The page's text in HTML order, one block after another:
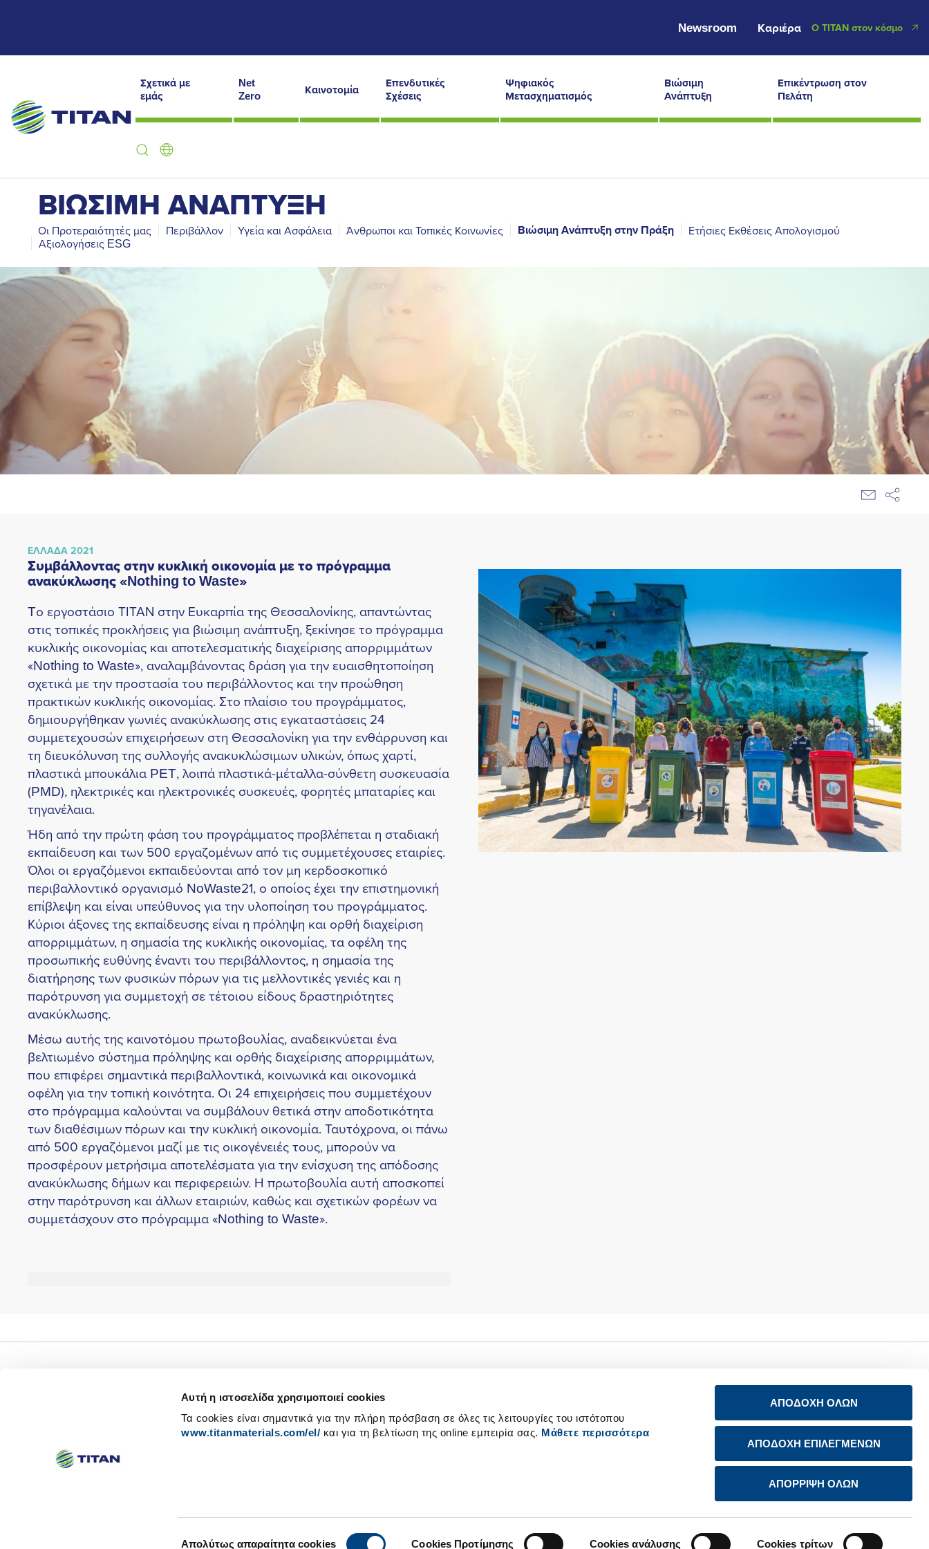
Αυτή η ιστοσελίδα χρησιμοποιεί cookies
Τα cookies είναι σημαντικά για την πλήρη πρόσβαση σε όλες τις λειτουργίες του ιστότοπου
www.titanmaterials.com/el/ και για τη βελτίωση της online εμπειρία σας. Μάθετε περισσότερα
Απολύτως απαραίτητα cookies Cookies Προτίμησης Cookies ανάλυσης Cookies τρίτων
ΑΠΟΔΟΧΗ ΟΛΩΝ
ΑΠΟΔΟΧΗ ΕΠΙΛΕΓΜΕΝΩΝ
ΑΠΟΡΡΙΨΗ ΟΛΩΝ
Newsroom Καριέρα Ο ΤΙΤΑΝ στον κόσμο
Σχετικά με
εμάς
Net
Zero
Καινοτομία
Επενδυτικές
Σχέσεις
Ψηφιακός
Μετασχηματισμός
Βιώσιμη
Ανάπτυξη
Επικέντρωση στον
Πελάτη
ΒΙΩΣΙΜΗ ΑΝΑΠΤΥΞΗ
Οι Προτεραιότητές μας Περιβάλλον Υγεία και Ασφάλεια Άνθρωποι και Τοπικές Κοινωνίες Βιώσιμη Ανάπτυξη στην Πράξη
Ετήσιες Εκθέσεις Απολογισμού
Αξιολογήσεις ESG
ΕΛΛΑΔΑ 2021
Συμβάλλοντας στην κυκλική οικονομία με το πρόγραμμα
ανακύκλωσης «Nothing to Waste»
Tο εργοστάσιο ΤΙΤΑΝ στην Ευκαρπία της Θεσσαλονίκης, απαντώντας
στις τοπικές προκλήσεις για βιώσιμη ανάπτυξη, ξεκίνησε το πρόγραμμα
κυκλικής οικονομίας και αποτελεσματικής διαχείρισης απορριμμάτων
«Nothing to Waste», αναλαμβάνοντας δράση για την ευαισθητοποίηση
σχετικά με την προστασία του περιβάλλοντος και την προώθηση
πρακτικών κυκλικής οικονομίας. Στο πλαίσιο του προγράμματος,
δημιουργήθηκαν γωνιές ανακύκλωσης στις εγκαταστάσεις 24
συμμετεχουσών επιχειρήσεων στη Θεσσαλονίκη για την ενθάρρυνση και
τη διευκόλυνση της συλλογής ανακυκλώσιμων υλικών, όπως χαρτί,
πλαστικά μπουκάλια PET, λοιπά πλαστικά-μέταλλα-σύνθετη συσκευασία
(PMD), ηλεκτρικές και ηλεκτρονικές συσκευές, φορητές μπαταρίες και
τηγανέλαια.
Ήδη από την πρώτη φάση του προγράμματος προβλέπεται η σταδιακή
εκπαίδευση και των 500 εργαζομένων από τις συμμετέχουσες εταιρίες.
Όλοι οι εργαζόμενοι εκπαιδεύονται από τον μη κερδοσκοπικό
περιβαλλοντικό οργανισμό NoWaste21, ο οποίος έχει την επιστημονική
επίβλεψη και είναι υπεύθυνος για την υλοποίηση του προγράμματος.
Κύριοι άξονες της εκπαίδευσης είναι η πρόληψη και ορθή διαχείριση
απορριμμάτων, η σημασία της κυκλικής οικονομίας, τα οφέλη της
προσωπικής ευθύνης έναντι του περιβάλλοντος, η σημασία της
διατήρησης των φυσικών πόρων για τις μελλοντικές γενιές και η
παρότρυνση για συμμετοχή σε τέτοιου είδους δραστηριότητες
ανακύκλωσης.
Μέσω αυτής της καινοτόμου πρωτοβουλίας, αναδεικνύεται ένα
βελτιωμένο σύστημα πρόληψης και ορθής διαχείρισης απορριμμάτων,
που επιφέρει σημαντικά περιβαλλοντικά, κοινωνικά και οικονομικά
οφέλη για την τοπική κοινότητα. Οι 24 επιχειρήσεις που συμμετέχουν
στο πρόγραμμα καλούνται να συμβάλουν θετικά στην αποδοτικότητα
των διαθέσιμων πόρων και την κυκλική οικονομία. Ταυτόχρονα, οι πάνω
από 500 εργαζόμενοι μαζί με τις οικογένειές τους, μπορούν να
προσφέρουν μετρήσιμα αποτελέσματα για την ενίσχυση της απόδοσης
ανακύκλωσης δήμων και περιφερειών. Η πρωτοβουλία αυτή αποσκοπεί
στην παρότρυνση και άλλων εταιριών, καθώς και σχετικών φορέων να
συμμετάσχουν στο πρόγραμμα «Nothing to Waste».
Ψηφιακός μετασχηματισμός
Newsroom
YouTube
Ανάκληση συγκατάθεσης για Cookies